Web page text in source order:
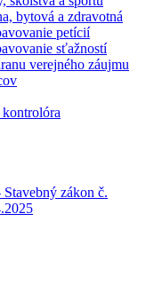
bytová a zdravotná
petícií
sťažností
verejného záujmu
zákon č.